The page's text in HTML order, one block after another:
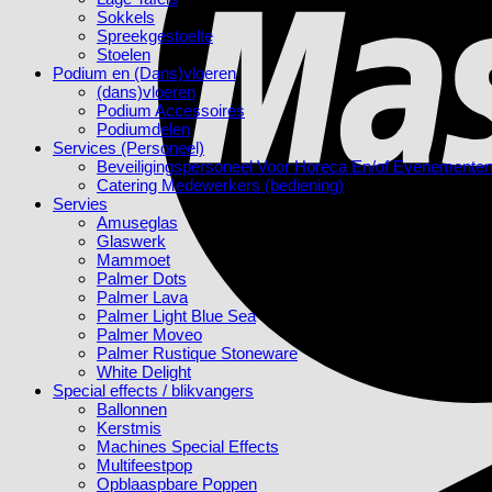
Sokkels
Spreekgestoelte
Stoelen
Podium en (Dans)vloeren
(dans)vloeren
Podium Accessoires
Podiumdelen
Services (Personeel)
Beveiligingspersoneel Voor Horeca En/of Evenementen
Catering Medewerkers (bediening)
Servies
Amuseglas
Glaswerk
Mammoet
Palmer Dots
Palmer Lava
Palmer Light Blue Sea
Palmer Moveo
Palmer Rustique Stoneware
White Delight
Special effects / blikvangers
Ballonnen
Kerstmis
Machines Special Effects
Multifeestpop
Opblaaspbare Poppen